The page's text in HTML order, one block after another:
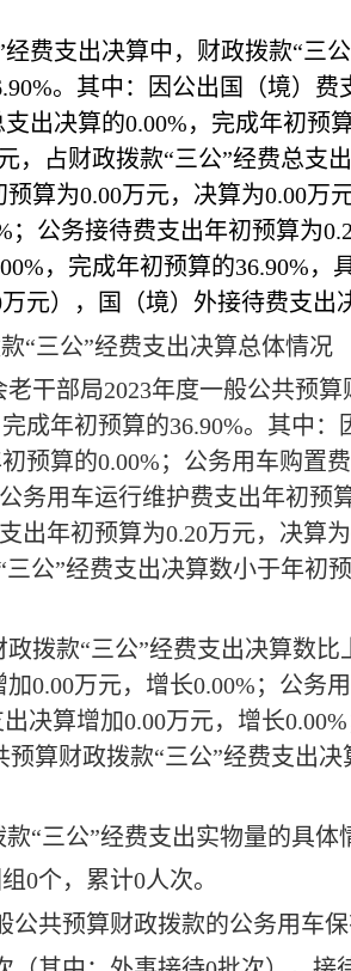
经费支出决算中，财政拨款“三公
。其中：因公出国（境）费
出决算的0.00%，完成年初预
，占财政拨款“三公”经费总支
预算为0.00万元，决算为0.00万
；公务接待费支出年初预算为
，完成年初预算的36.90%，
万元），国（境）外接待费支出
“三公”经费支出决算总体情况
老干部局2023年度一般公共预算
成年初预算的36.90%。其中：
预算的0.00%；公务用车购置
务用车运行维护费支出年初预
出年初预算为0.20万元，决算为
三公”经费支出决算数小于年初
政拨款“三公”经费支出决算数比
加0.00万元，增长0.00%；公务
决算增加0.00万元，增长0.00%
预算财政拨款“三公”经费支出决
款“三公”经费支出实物量的具体
0个，累计0人次。
公共预算财政拨款的公务用车